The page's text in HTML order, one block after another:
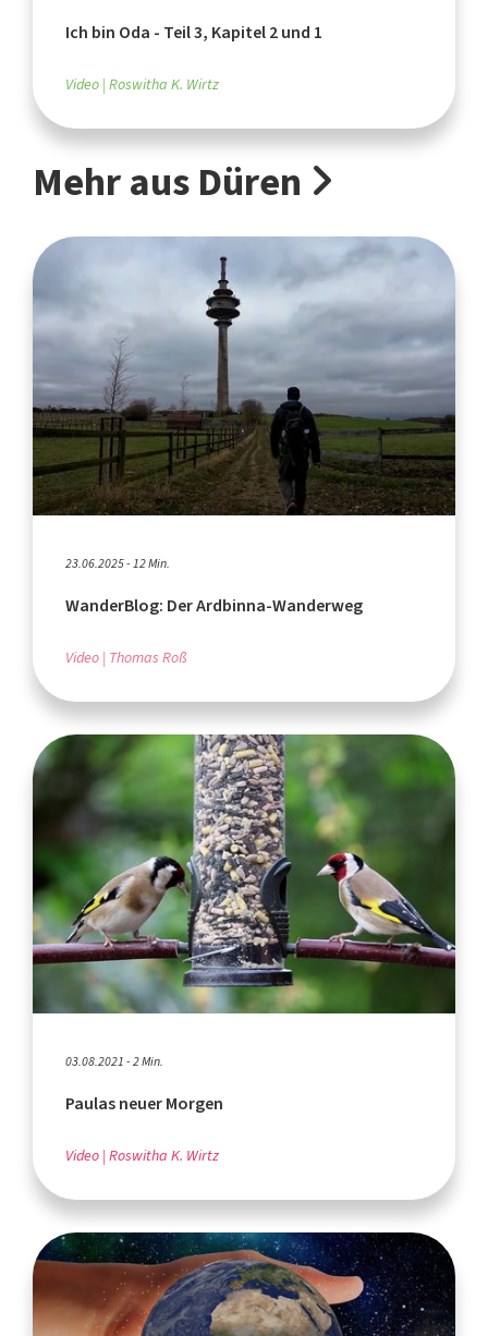
Ich bin Oda - Teil 3, Kapitel 2 und 1
Video Roswitha K. Wirtz
Mehr aus Düren
23.06.2025 - 12 Min.
WanderBlog: Der Ardbinna-Wanderweg
Video Thomas Roß
03.08.2021 - 2 Min.
Paulas neuer Morgen
Video Roswitha K. Wirtz